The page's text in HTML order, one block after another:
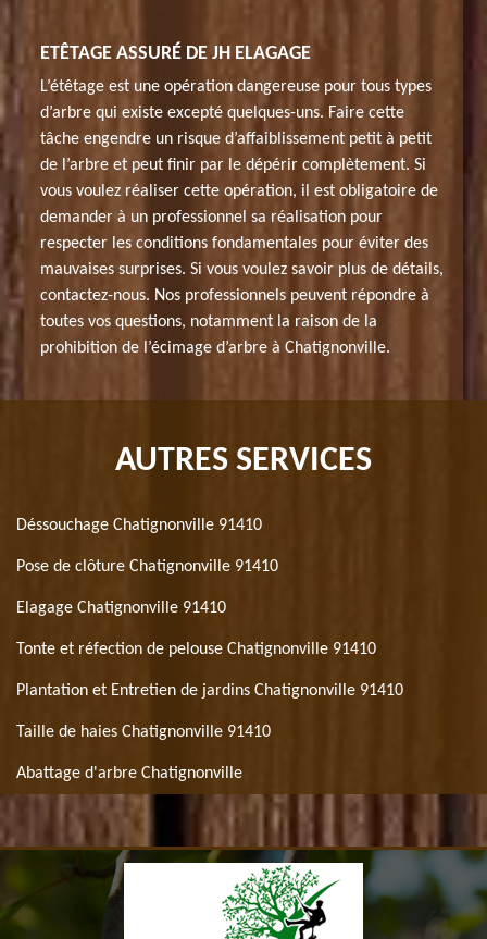
ETÊTAGE ASSURÉ DE JH ELAGAGE
L’étêtage est une opération dangereuse pour tous types
d’arbre qui existe excepté quelques-uns. Faire cette
tâche engendre un risque d’affaiblissement petit à petit
de l’arbre et peut finir par le dépérir complètement. Si
vous voulez réaliser cette opération, il est obligatoire de
demander à un professionnel sa réalisation pour
respecter les conditions fondamentales pour éviter des
mauvaises surprises. Si vous voulez savoir plus de détails,
contactez-nous. Nos professionnels peuvent répondre à
toutes vos questions, notamment la raison de la
prohibition de l’écimage d’arbre à Chatignonville.
AUTRES SERVICES
Déssouchage Chatignonville 91410
Pose de clôture Chatignonville 91410
Elagage Chatignonville 91410
Tonte et réfection de pelouse Chatignonville 91410
Plantation et Entretien de jardins Chatignonville 91410
Taille de haies Chatignonville 91410
Abattage d'arbre Chatignonville